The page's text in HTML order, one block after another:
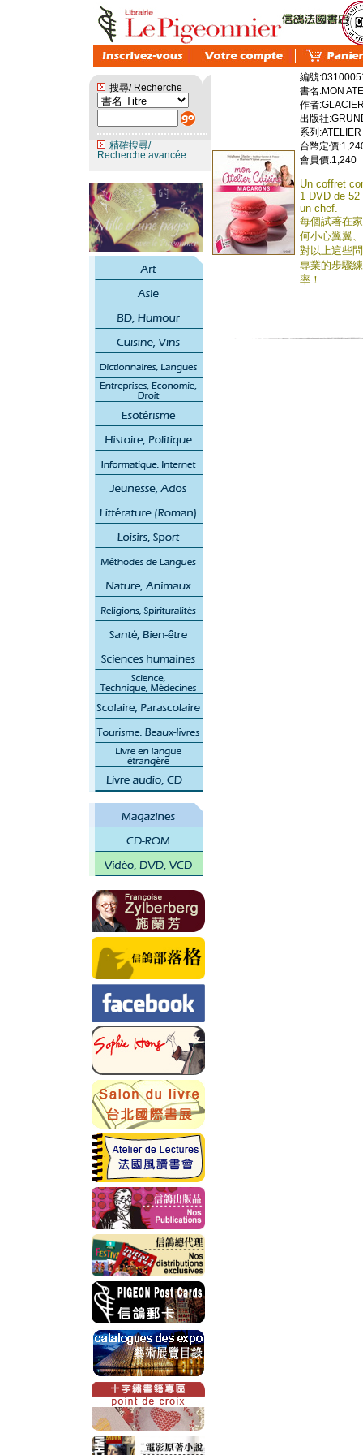
搜尋/ Recherche
精確搜尋/
Recherche avancée
編號
書名:MON
作者
出版社
系列
台幣定價
會員價:1,240
Un coffret
1 DVD de
un chef.
每個試著在
何小心翼翼
對以上這些
專業的步驟
率！